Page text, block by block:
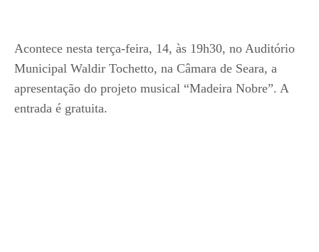
Acontece nesta terça-feira, 14, às 19h30, no Auditório
Municipal Waldir Tochetto, na Câmara de Seara, a
apresentação do projeto musical “Madeira Nobre”. A
entrada é gratuita.